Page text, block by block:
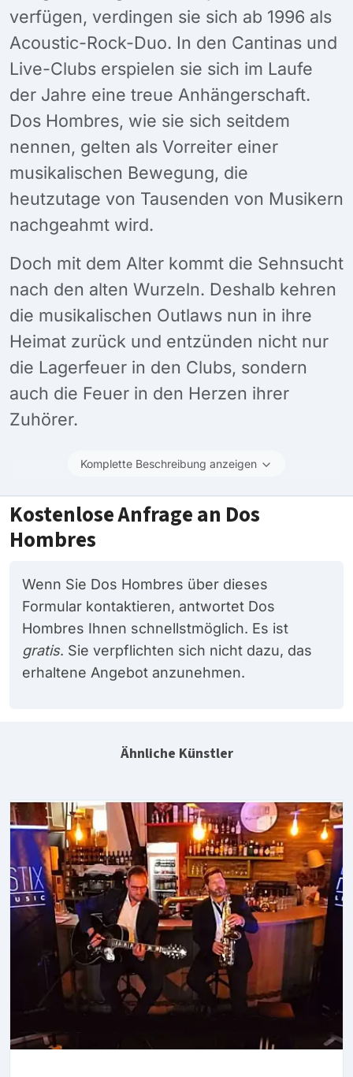
verfügen, verdingen sie sich ab 1996 als
Acoustic-Rock-Duo. In den Cantinas und
Live-Clubs erspielen sie sich im Laufe
der Jahre eine treue Anhängerschaft.
Dos Hombres, wie sie sich seitdem
nennen, gelten als Vorreiter einer
musikalischen Bewegung, die
heutzutage von Tausenden von Musikern
nachgeahmt wird.
Doch mit dem Alter kommt die Sehnsucht
nach den alten Wurzeln. Deshalb kehren
die musikalischen Outlaws nun in ihre
Heimat zurück und entzünden nicht nur
die Lagerfeuer in den Clubs, sondern
auch die Feuer in den Herzen ihrer
Zuhörer.
Komplette Beschreibung anzeigen
Kostenlose Anfrage an Dos
Hombres
Wenn Sie Dos Hombres über dieses
Formular kontaktieren, antwortet Dos
Hombres Ihnen schnellstmöglich. Es ist
gratis. Sie verpflichten sich nicht dazu, das
erhaltene Angebot anzunehmen.
Ähnliche Künstler